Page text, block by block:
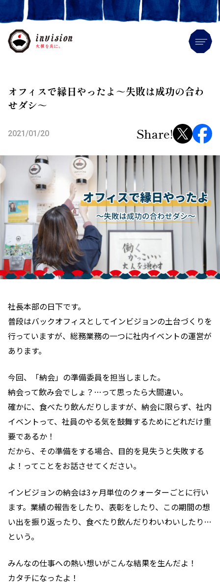
オフィスで縁日やったよ～失敗は成功の合わ
せダシ～
2021/01/20 Share!
社長本部の日下です。
普段はバックオフィスとしてインビジョンの土台づくりを
行っていますが、 総務業務の一つに社内イベントの運営が
あります。
今回、「納会」の準備委員を担当しました。
納会って飲み会でしょ？…って思ったら大間違い。
確かに、食べたり飲んだりしますが、 納会に限らず、社内
イベントって、社員のやる気を鼓舞するためにどれだけ重
要であるか！
だから、その準備をする場合、目的を見失うと失敗する
よ！ってことをお話させてください。
インビジョンの納会は3ヶ月単位のクォーターごとに行い
ます。 業績の報告をしたり、表彰をしたり、 この期間の想
い出を振り返ったり、食べたり飲んだりわいわいしたり…
という。
みんなの仕事への熱い想いがこんな結果を生んだよ！
カタチになったよ！